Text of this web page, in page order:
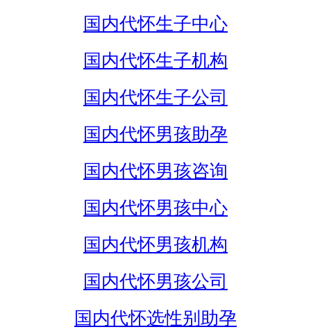
国内代怀生子中心
国内代怀生子机构
国内代怀生子公司
国内代怀男孩助孕
国内代怀男孩咨询
国内代怀男孩中心
国内代怀男孩机构
国内代怀男孩公司
国内代怀选性别助孕